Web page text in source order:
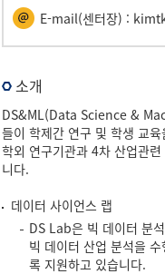
E-mail(센터장) :
소개
DS&ML(Data Science &
들이 학제간 연구 및 학생 교
학외 연구기관과 4차 산업관
니다.
데이터 사이언스 랩
DS Lab은 빅 데이터 분
빅 데이터 산업 분석을
록 지원하고 있습니다.